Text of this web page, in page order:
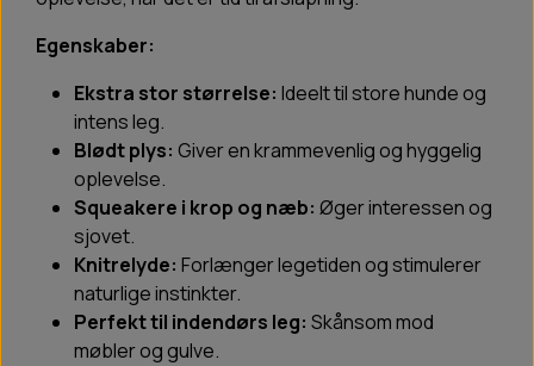
Egenskaber:
Ekstra stor størrelse: Ideelt til store hunde og
intens leg.
Blødt plys: Giver en krammevenlig og hyggelig
oplevelse.
Squeakere i krop og næb: Øger interessen og
sjovet.
Knitrelyde: Forlænger legetiden og stimulerer
naturlige instinkter.
Perfekt til indendørs leg: Skånsom mod
møbler og gulve.